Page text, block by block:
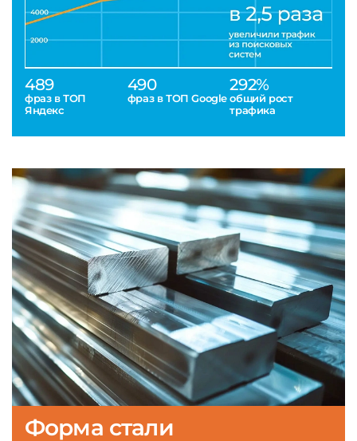
489
фраз в ТОП
Яндекс
490
фраз в ТОП Google
292%
общий рост
трафика
Форма стали